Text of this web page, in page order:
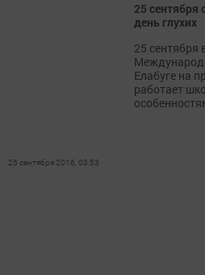
25
день глухих
25 сентября
Елабуге на
работает
25 сентября 2016, 03:53